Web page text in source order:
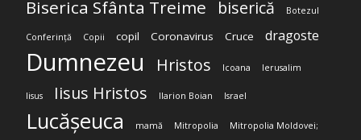
Biserica Sfânta Treime biserică Botezul
Conferință Copii copil Coronavirus Cruce dragoste
Dumnezeu Hristos Icoana Ierusalim
Iisus Iisus Hristos Ilarion Boian Israel
Lucășeuca mamă Mitropolia Mitropolia Moldovei;